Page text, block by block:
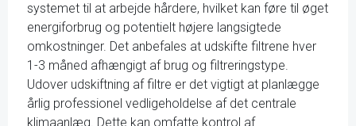
systemet til at arbejde hårdere, hvilket kan føre til øget
energiforbrug og potentielt højere langsigtede
omkostninger. Det anbefales at udskifte filtrene hver
1-3 måned afhængigt af brug og filtreringstype.
Udover udskiftning af filtre er det vigtigt at planlægge
årlig professionel vedligeholdelse af det centrale
klimaanlæg. Dette kan omfatte kontrol af